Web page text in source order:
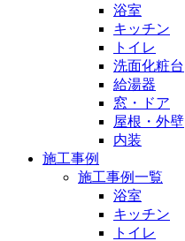
浴室
キッチン
トイレ
洗面化粧台
給湯器
窓・ドア
屋根・外壁
内装
施工事例
施工事例一覧
浴室
キッチン
トイレ